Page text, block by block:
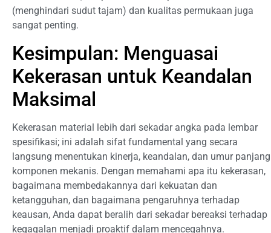
(menghindari sudut tajam) dan kualitas permukaan juga
sangat penting.
Kesimpulan: Menguasai
Kekerasan untuk Keandalan
Maksimal
Kekerasan material lebih dari sekadar angka pada lembar
spesifikasi; ini adalah sifat fundamental yang secara
langsung menentukan kinerja, keandalan, dan umur panjang
komponen mekanis. Dengan memahami apa itu kekerasan,
bagaimana membedakannya dari kekuatan dan
ketangguhan, dan bagaimana pengaruhnya terhadap
keausan, Anda dapat beralih dari sekadar bereaksi terhadap
kegagalan menjadi proaktif dalam mencegahnya.